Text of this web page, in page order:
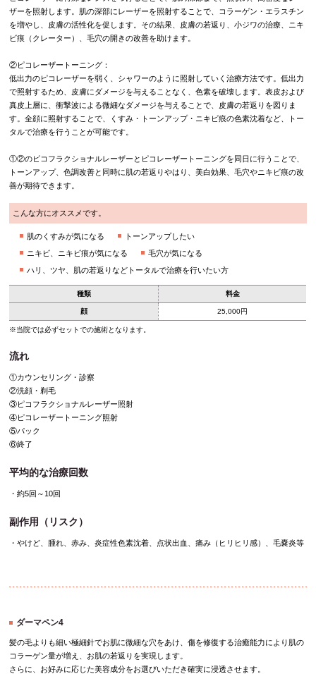
ザーを照射します。肌の深部にレーザーを照射することで、コラーゲン・エラスチン
を増やし、皮膚の活性化を促します。その結果、皮膚の若返り、小ジワの治療、ニキ
ビ痕（クレーター）、毛穴の開きの改善を助けます。
②ピコレーザートーニング：
低出力のピコレーザーを弱く、シャワーのように照射していく治療方法です。低出力
で照射するため、皮膚にダメージを与えることなく、色素を破壊します。表皮および
真皮上層に、衝撃波による微細なダメージを与えることで、皮膚の若返りを図りま
す。全顔に照射することで、くすみ・トーンアップ・ニキビ痕の色素沈着など、トー
タルで治療を行うことが可能です。
①②のピコフラクショナルレーザーとピコレーザートーニングを同日に行うことで、
トーンアップ、色調改善と同時に肌の若返りやはり、美白効果、毛穴やニキビ痕の改
善が期待できます。
こんな方にオススメです。
肌のくすみが気になる
トーンアップしたい
ニキビ、ニキビ痕が気になる
毛穴が気になる
ハリ、ツヤ、肌の若返りなどトータルで治療を行いたい方
種類 料金
顔 25,000円
※当院では必ずセットでの施術となります。
流れ
①カウンセリング・診察
②洗顔・剃毛
③ピコフラクショナルレーザー照射
④ピコレーザートーニング照射
⑤パック
⑥終了
平均的な治療回数
・約5回～10回
副作用（リスク）
・やけど、腫れ、赤み、炎症性色素沈着、点状出血、痛み（ヒリヒリ感）、毛嚢炎等
ダーマペン4
髪の毛よりも細い極細針でお肌に微細な穴をあけ、傷を修復する治癒能力により肌の
コラーゲン量が増え、お肌の若返りを実現します。
さらに、お好みに応じた美容成分をお選びいただき確実に浸透させます。